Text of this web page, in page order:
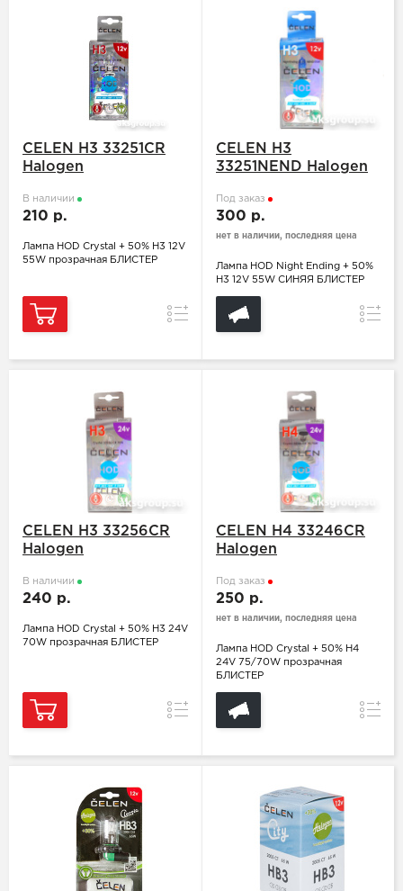
CELEN H3 33251CR
Halogen
В наличии
210 р.
Лампа HOD Crystal + 50% H3 12V
55W прозрачная БЛИСТЕР
Сравнение
CELEN H3
33251NEND Halogen
Под заказ
300 р.
нет в наличии, последняя цена
Лампа HOD Night Ending + 50%
H3 12V 55W СИНЯЯ БЛИСТЕР
CELEN H3 33256CR
Halogen
В наличии
240 р.
Лампа HOD Crystal + 50% H3 24V
70W прозрачная БЛИСТЕР
Сравнение
CELEN H4 33246CR
Halogen
Под заказ
250 р.
нет в наличии, последняя цена
Лампа HOD Crystal + 50% H4
24V 75/70W прозрачная
БЛИСТЕР